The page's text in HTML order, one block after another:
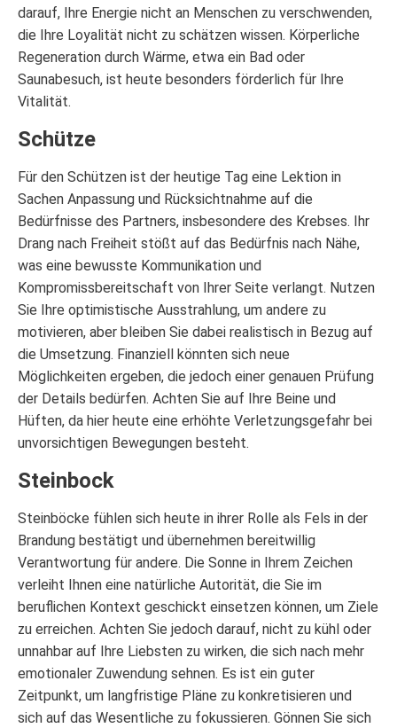
darauf, Ihre Energie nicht an Menschen zu verschwenden,
die Ihre Loyalität nicht zu schätzen wissen. Körperliche
Regeneration durch Wärme, etwa ein Bad oder
Saunabesuch, ist heute besonders förderlich für Ihre
Vitalität.
Schütze
Für den Schützen ist der heutige Tag eine Lektion in
Sachen Anpassung und Rücksichtnahme auf die
Bedürfnisse des Partners, insbesondere des Krebses. Ihr
Drang nach Freiheit stößt auf das Bedürfnis nach Nähe,
was eine bewusste Kommunikation und
Kompromissbereitschaft von Ihrer Seite verlangt. Nutzen
Sie Ihre optimistische Ausstrahlung, um andere zu
motivieren, aber bleiben Sie dabei realistisch in Bezug auf
die Umsetzung. Finanziell könnten sich neue
Möglichkeiten ergeben, die jedoch einer genauen Prüfung
der Details bedürfen. Achten Sie auf Ihre Beine und
Hüften, da hier heute eine erhöhte Verletzungsgefahr bei
unvorsichtigen Bewegungen besteht.
Steinbock
Steinböcke fühlen sich heute in ihrer Rolle als Fels in der
Brandung bestätigt und übernehmen bereitwillig
Verantwortung für andere. Die Sonne in Ihrem Zeichen
verleiht Ihnen eine natürliche Autorität, die Sie im
beruflichen Kontext geschickt einsetzen können, um Ziele
zu erreichen. Achten Sie jedoch darauf, nicht zu kühl oder
unnahbar auf Ihre Liebsten zu wirken, die sich nach mehr
emotionaler Zuwendung sehnen. Es ist ein guter
Zeitpunkt, um langfristige Pläne zu konkretisieren und
sich auf das Wesentliche zu fokussieren. Gönnen Sie sich